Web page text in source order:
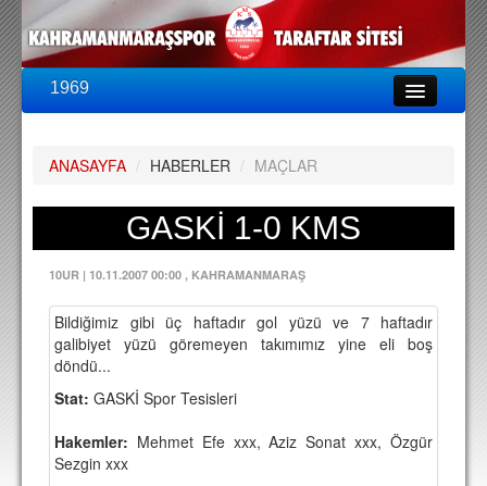
1969
PUAN DURUMU
FİKSTÜR
KADRO
A TAKIM KADROSU
TEKNİK KADRO
TRANSFERLER
BİLETLER
ANASAYFA / HABERLER / MAÇLAR
GASKİ 1-0 KMS
10UR | 10.11.2007 00:00 , KAHRAMANMARAŞ
Bildiğimiz gibi üç haftadır gol yüzü ve 7 haftadır
galibiyet yüzü göremeyen takımımız yine eli boş
döndü...
Stat: GASKİ Spor Tesisleri
Hakemler: Mehmet Efe xxx, Aziz Sonat xxx, Özgür
Sezgin xxx